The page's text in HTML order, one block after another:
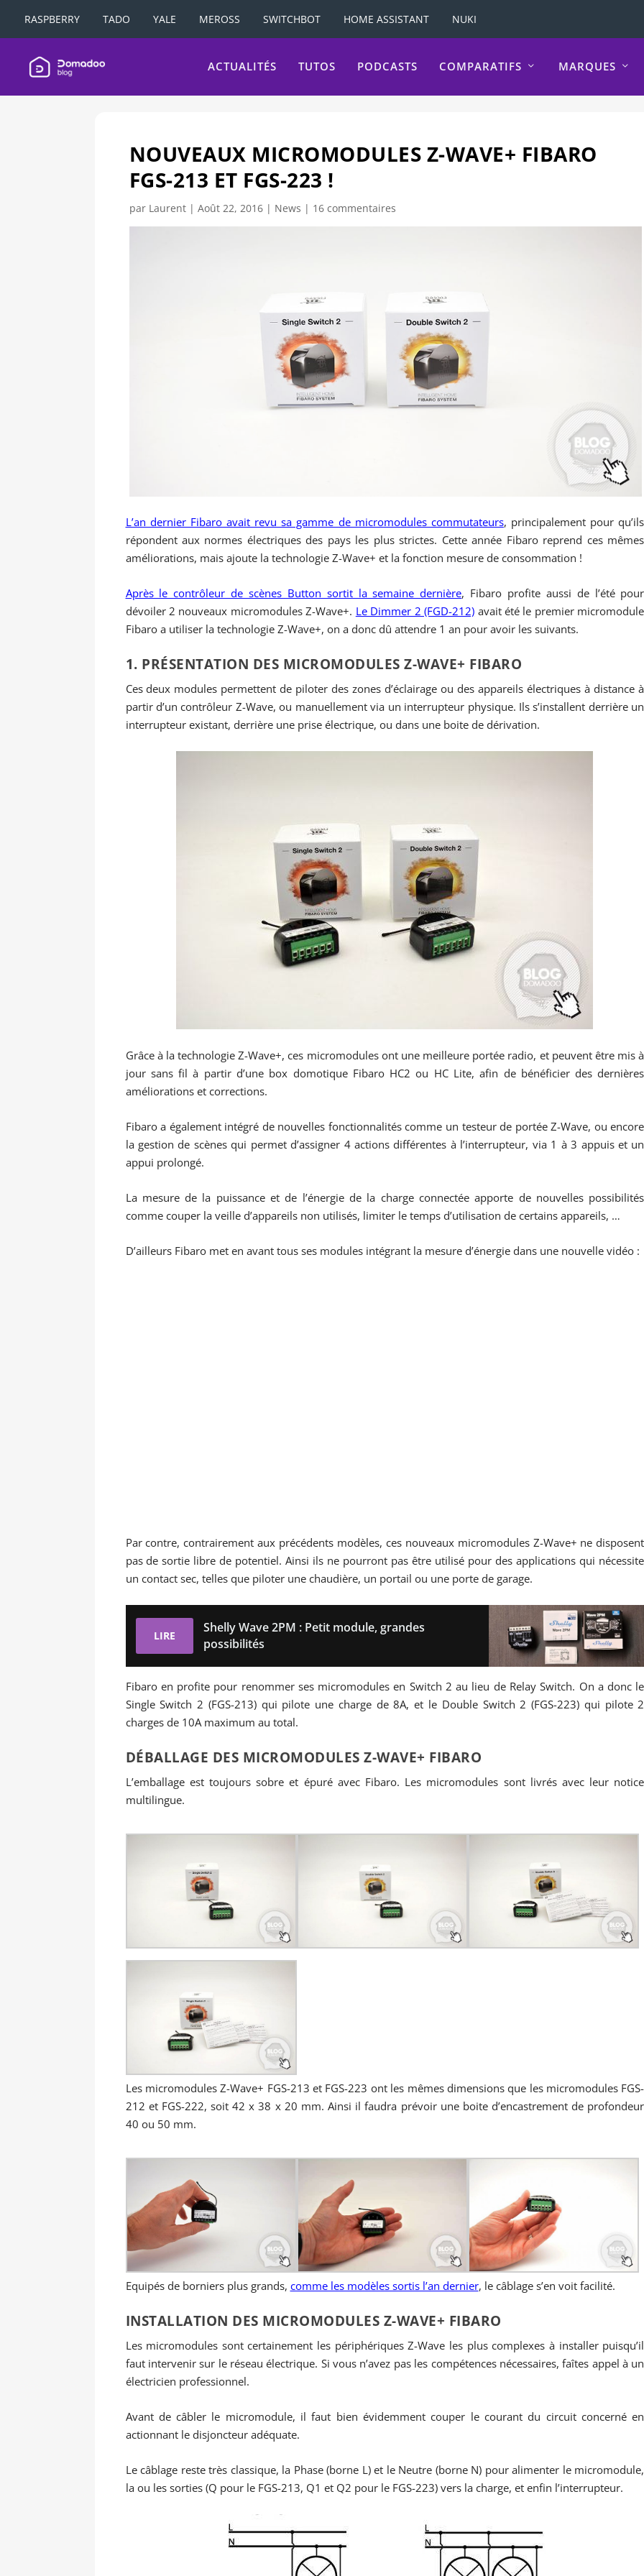
RASPBERRY TADO YALE MEROSS SWITCHBOT HOME ASSISTANT NUKI
ACTUALITÉS TUTOS PODCASTS COMPARATIFS MARQUES
NOUVEAUX MICROMODULES Z-WAVE+ FIBARO
FGS-213 ET FGS-223 !
par Laurent| Août 22, 2016| News | 16 commentaires
L’an dernier Fibaro avait revu sa gamme de micromodules commutateurs, principalement pour qu’ils
répondent aux normes électriques des pays les plus strictes. Cette année Fibaro reprend ces mêmes
améliorations, mais ajoute la technologie Z-Wave+ et la fonction mesure de consommation !
Après le contrôleur de scènes Button sortit la semaine dernière, Fibaro profite aussi de l’été pour
dévoiler 2 nouveaux micromodules Z-Wave+. Le Dimmer 2 (FGD-212) avait été le premier micromodule
Fibaro a utiliser la technologie Z-Wave+, on a donc dû attendre 1 an pour avoir les suivants.
1. PRÉSENTATION DES MICROMODULES Z-WAVE+ FIBARO
Ces deux modules permettent de piloter des zones d’éclairage ou des appareils électriques à distance à
partir d’un contrôleur Z-Wave, ou manuellement via un interrupteur physique. Ils s’installent derrière un
interrupteur existant, derrière une prise électrique, ou dans une boite de dérivation.
Grâce à la technologie Z-Wave+, ces micromodules ont une meilleure portée radio, et peuvent être mis à
jour sans fil à partir d’une box domotique Fibaro HC2 ou HC Lite, afin de bénéficier des dernières
améliorations et corrections.
Fibaro a également intégré de nouvelles fonctionnalités comme un testeur de portée Z-Wave, ou encore
la gestion de scènes qui permet d’assigner 4 actions différentes à l’interrupteur, via 1 à 3 appuis et un
appui prolongé.
La mesure de la puissance et de l’énergie de la charge connectée apporte de nouvelles possibilités
comme couper la veille d’appareils non utilisés, limiter le temps d’utilisation de certains appareils, …
D’ailleurs Fibaro met en avant tous ses modules intégrant la mesure d’énergie dans une nouvelle vidéo :
Par contre, contrairement aux précédents modèles, ces nouveaux micromodules Z-Wave+ ne disposent
pas de sortie libre de potentiel. Ainsi ils ne pourront pas être utilisé pour des applications qui nécessite
un contact sec, telles que piloter une chaudière, un portail ou une porte de garage.
LIRE
Shelly Wave 2PM : Petit module, grandes
possibilités
Fibaro en profite pour renommer ses micromodules en Switch 2 au lieu de Relay Switch. On a donc le
Single Switch 2 (FGS-213) qui pilote une charge de 8A, et le Double Switch 2 (FGS-223) qui pilote 2
charges de 10A maximum au total.
DÉBALLAGE DES MICROMODULES Z-WAVE+ FIBARO
L’emballage est toujours sobre et épuré avec Fibaro. Les micromodules sont livrés avec leur notice
multilingue.
Les micromodules Z-Wave+ FGS-213 et FGS-223 ont les mêmes dimensions que les micromodules FGS-
212 et FGS-222, soit 42 x 38 x 20 mm. Ainsi il faudra prévoir une boite d’encastrement de profondeur
40 ou 50 mm.
Equipés de borniers plus grands, comme les modèles sortis l’an dernier, le câblage s’en voit facilité.
INSTALLATION DES MICROMODULES Z-WAVE+ FIBARO
Les micromodules sont certainement les périphériques Z-Wave les plus complexes à installer puisqu’il
faut intervenir sur le réseau électrique. Si vous n’avez pas les compétences nécessaires, faîtes appel à un
électricien professionnel.
Avant de câbler le micromodule, il faut bien évidemment couper le courant du circuit concerné en
actionnant le disjoncteur adéquate.
Le câblage reste très classique, la Phase (borne L) et le Neutre (borne N) pour alimenter le micromodule,
la ou les sorties (Q pour le FGS-213, Q1 et Q2 pour le FGS-223) vers la charge, et enfin l’interrupteur.